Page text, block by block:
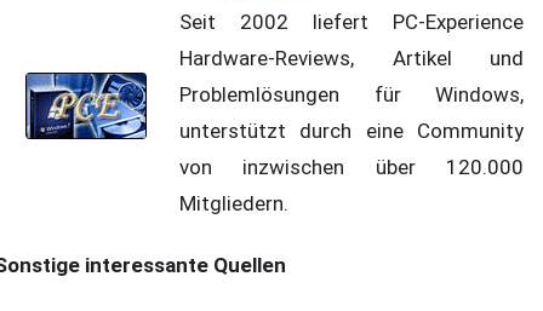
Seit 2002 liefert PC-Experience
Hardware-Reviews, Artikel und
Problemlösungen für Windows,
unterstützt durch eine Community
von inzwischen über 120.000
Mitgliedern.
interessante Quellen